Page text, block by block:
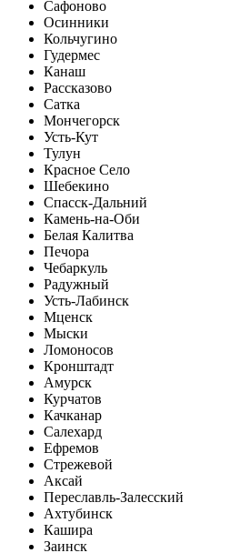
Сафоново
Осинники
Кольчугино
Гудермес
Канаш
Рассказово
Сатка
Мончегорск
Усть-Кут
Тулун
Красное Село
Шебекино
Спасск-Дальний
Камень-на-Оби
Белая Калитва
Печора
Чебаркуль
Радужный
Усть-Лабинск
Мценск
Мыски
Ломоносов
Кронштадт
Амурск
Курчатов
Качканар
Салехард
Ефремов
Стрежевой
Аксай
Переславль-Залесский
Ахтубинск
Кашира
Заинск